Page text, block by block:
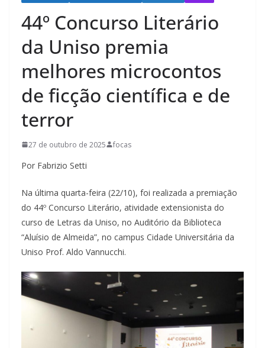
44º Concurso Literário
da Uniso premia
melhores microcontos
de ficção científica e de
terror
27 de outubro de 2025 focas
Por Fabrizio Setti
Na última quarta-feira (22/10), foi realizada a premiação
do 44º Concurso Literário, atividade extensionista do
curso de Letras da Uniso, no Auditório da Biblioteca
“Aluísio de Almeida”, no campus Cidade Universitária da
Uniso Prof. Aldo Vannucchi.